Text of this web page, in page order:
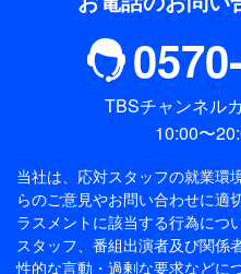
TBSチャンネル
10:00〜
当社は、応対スタッフの就業環
らのご意見やお問い合わせに適
ラスメントに該当する行為につ
スタッフ、番組出演者及び関係
性的な言動・過剰な要求などに